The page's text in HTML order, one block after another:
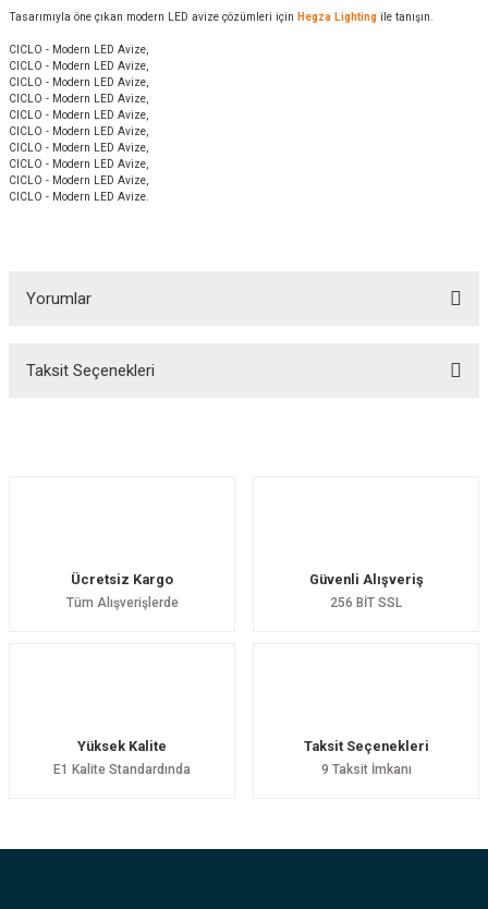
Tasarımıyla öne çıkan modern LED avize çözümleri için Hegza Lighting ile tanışın.
CICLO - Modern LED Avize,
CICLO - Modern LED Avize,
CICLO - Modern LED Avize,
CICLO - Modern LED Avize,
CICLO - Modern LED Avize,
CICLO - Modern LED Avize,
CICLO - Modern LED Avize,
CICLO - Modern LED Avize,
CICLO - Modern LED Avize,
CICLO - Modern LED Avize.
Yorumlar
Taksit Seçenekleri
Ücretsiz Kargo
Tüm Alışverişlerde
Güvenli Alışveriş
256 BİT SSL
Yüksek Kalite
E1 Kalite Standardında
Taksit Seçenekleri
9 Taksit İmkanı